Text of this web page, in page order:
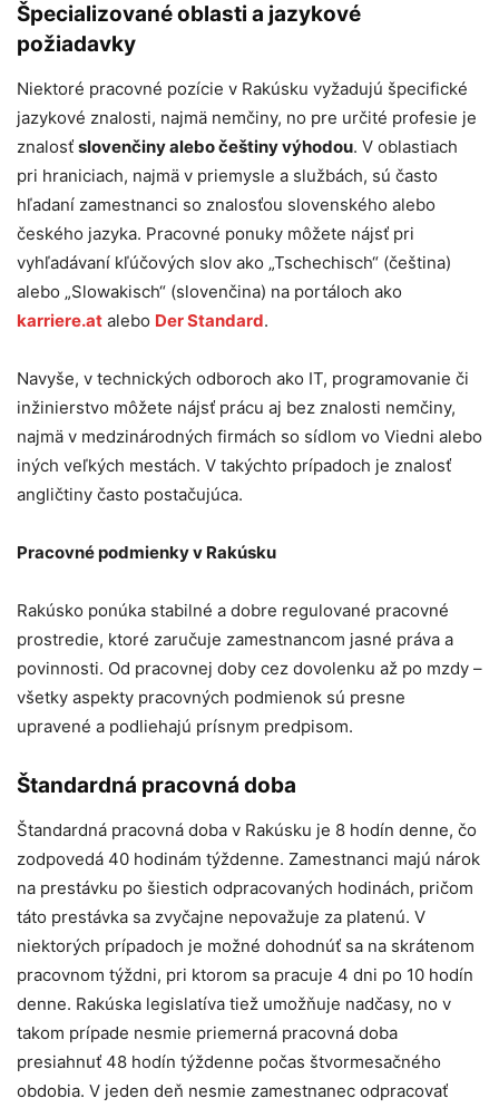
Špecializované oblasti a jazykové
požiadavky
Niektoré pracovné pozície v Rakúsku vyžadujú špecifické
jazykové znalosti, najmä nemčiny, no pre určité profesie je
znalosť slovenčiny alebo češtiny výhodou. V oblastiach
pri hraniciach, najmä v priemysle a službách, sú často
hľadaní zamestnanci so znalosťou slovenského alebo
českého jazyka. Pracovné ponuky môžete nájsť pri
vyhľadávaní kľúčových slov ako „Tschechisch“ (čeština)
alebo „Slowakisch“ (slovenčina) na portáloch ako
karriere.at alebo Der Standard.
Navyše, v technických odboroch ako IT, programovanie či
inžinierstvo môžete nájsť prácu aj bez znalosti nemčiny,
najmä v medzinárodných firmách so sídlom vo Viedni alebo
iných veľkých mestách. V takýchto prípadoch je znalosť
angličtiny často postačujúca.
Pracovné podmienky v Rakúsku
Rakúsko ponúka stabilné a dobre regulované pracovné
prostredie, ktoré zaručuje zamestnancom jasné práva a
povinnosti. Od pracovnej doby cez dovolenku až po mzdy –
všetky aspekty pracovných podmienok sú presne
upravené a podliehajú prísnym predpisom.
Štandardná pracovná doba
Štandardná pracovná doba v Rakúsku je 8 hodín denne, čo
zodpovedá 40 hodinám týždenne. Zamestnanci majú nárok
na prestávku po šiestich odpracovaných hodinách, pričom
táto prestávka sa zvyčajne nepovažuje za platenú. V
niektorých prípadoch je možné dohodnúť sa na skrátenom
pracovnom týždni, pri ktorom sa pracuje 4 dni po 10 hodín
denne. Rakúska legislatíva tiež umožňuje nadčasy, no v
takom prípade nesmie priemerná pracovná doba
presiahnuť 48 hodín týždenne počas štvormesačného
obdobia. V jeden deň nesmie zamestnanec odpracovať